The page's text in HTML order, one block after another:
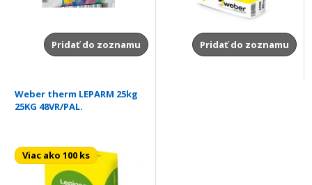
Pridať do zoznamu Pridať do zoznamu
Weber therm LEPARM 25kg
25KG 48VR/PAL.
Viac ako 100 ks